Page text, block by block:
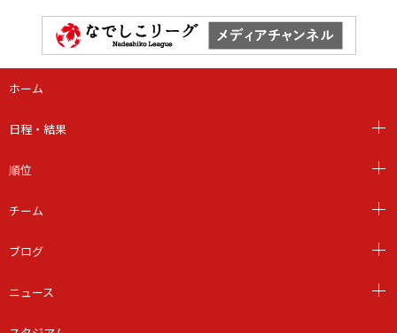
ホーム
日程・結果
順位
チーム
ブログ
ニュース